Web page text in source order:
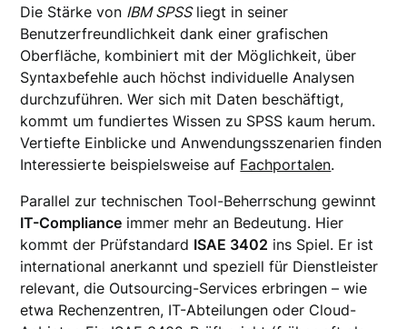
Die Stärke von IBM SPSSliegt in seiner
Benutzerfreundlichkeit dank einer grafischen
Oberfläche, kombiniert mit der Möglichkeit, über
Syntaxbefehle auch höchst individuelle Analysen
durchzuführen. Wer sich mit Daten beschäftigt,
kommt um fundiertes Wissen zu SPSS kaum herum.
Vertiefte Einblicke und Anwendungsszenarien finden
Interessierte beispielsweise auf Fachportalen.
Parallel zur technischen Tool-Beherrschung gewinnt
IT-Compliance immer mehr an Bedeutung. Hier
kommt der Prüfstandard ISAE 3402 ins Spiel. Er ist
international anerkannt und speziell für Dienstleister
relevant, die Outsourcing-Services erbringen – wie
etwa Rechenzentren, IT-Abteilungen oder Cloud-